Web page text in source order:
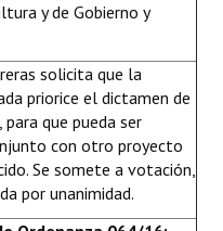
y de Gobierno y
solicita que la
priorice el dictamen de
que pueda ser
con otro proyecto
Se somete a votación,
por unanimidad.